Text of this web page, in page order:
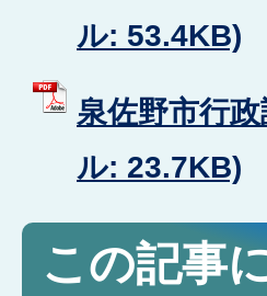
ル: 53.4KB)
泉佐野市行
ル: 23.7KB)
この記事